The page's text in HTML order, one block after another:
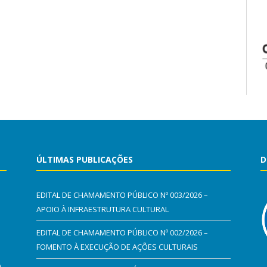
ÚLTIMAS PUBLICAÇÕES
EDITAL DE CHAMAMENTO PÚBLICO Nº 003/2026 –
APOIO À INFRAESTRUTURA CULTURAL
EDITAL DE CHAMAMENTO PÚBLICO Nº 002/2026 –
FOMENTO À EXECUÇÃO DE AÇÕES CULTURAIS